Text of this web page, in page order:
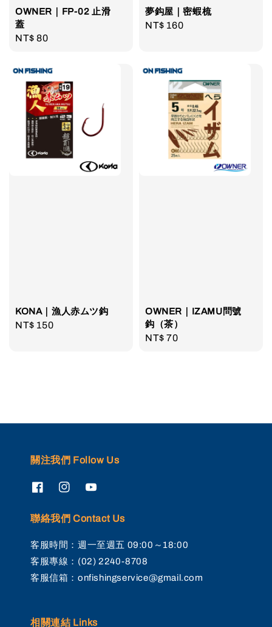
OWNER｜FP-02 止滑
蓋
Regular
NT$ 80
夢鈎屋｜密蝦梳
Regular
NT$ 160
KONA｜漁人赤ムツ鈎
Regular
NT$ 150
OWNER｜IZAMU問號
鈎（茶）
Regular
NT$ 70
關注我們 Follow Us
聯絡我們 Contact Us
客服時間：週一至週五 09:00～18:00
客服專線：(02) 2240-8708
客服信箱：onfishingservice@gmail.com
相關連結 Links